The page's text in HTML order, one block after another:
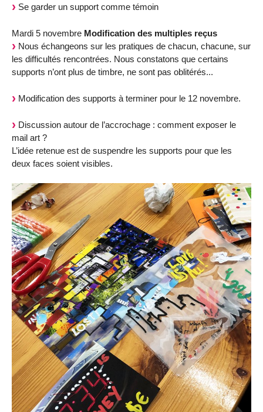
Se garder un support comme témoin
Mardi 5 novembre Modification des multiples reçus
Nous échangeons sur les pratiques de chacun, chacune, sur
les difficultés rencontrées. Nous constatons que certains
supports n’ont plus de timbre, ne sont pas oblitérés...
Modification des supports à terminer pour le 12 novembre.
Discussion autour de l’accrochage : comment exposer le
mail art ?
L’idée retenue est de suspendre les supports pour que les
deux faces soient visibles.